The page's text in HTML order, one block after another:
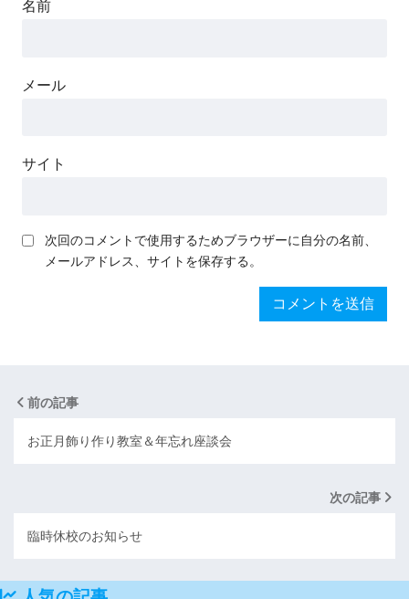
名前
メール
サイト
次回のコメントで使用するためブラウザーに自分の名前、
メールアドレス、サイトを保存する。
前の記事
お正月飾り作り教室＆年忘れ座談会
次の記事
臨時休校のお知らせ